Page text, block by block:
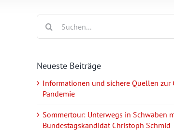
nach:
Neueste Beiträge
Informationen und sichere Quellen zur
Pandemie
Sommertour: Unterwegs in Schwaben
Bundestagskandidat Christoph Schmid